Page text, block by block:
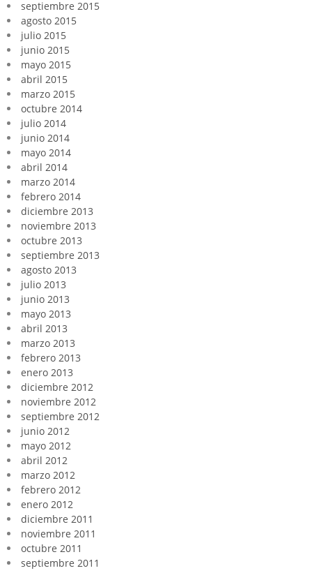
septiembre 2015
agosto 2015
julio 2015
junio 2015
mayo 2015
abril 2015
marzo 2015
octubre 2014
julio 2014
junio 2014
mayo 2014
abril 2014
marzo 2014
febrero 2014
diciembre 2013
noviembre 2013
octubre 2013
septiembre 2013
agosto 2013
julio 2013
junio 2013
mayo 2013
abril 2013
marzo 2013
febrero 2013
enero 2013
diciembre 2012
noviembre 2012
septiembre 2012
junio 2012
mayo 2012
abril 2012
marzo 2012
febrero 2012
enero 2012
diciembre 2011
noviembre 2011
octubre 2011
septiembre 2011